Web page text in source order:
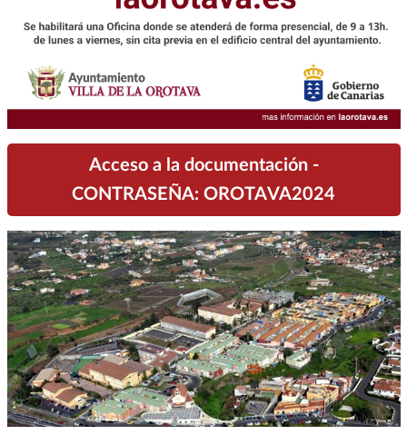
Acceso a la documentación -
CONTRASEÑA: OROTAVA2024